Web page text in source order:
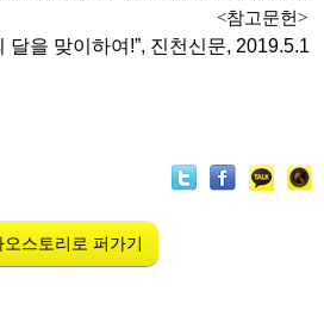
문헌>
을 맞이하여!”, 진천신문, 2019.5.1
오스토리로 퍼가기